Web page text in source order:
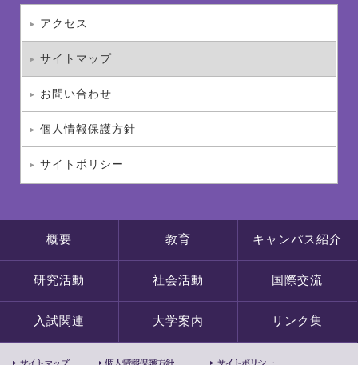
アクセス
サイトマップ
お問い合わせ
個人情報保護方針
サイトポリシー
概要 教育 キャンパス紹介
研究活動 社会活動 国際交流
入試関連 大学案内 リンク集